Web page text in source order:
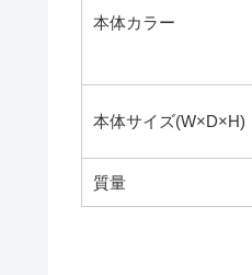
本体カラー
本体サイズ(W×D×H)
質量